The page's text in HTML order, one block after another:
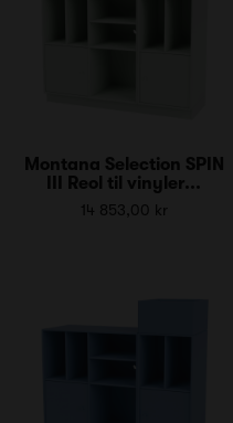
Montana Selection SPIN
III Reol til vinyler...
14 853,00 kr